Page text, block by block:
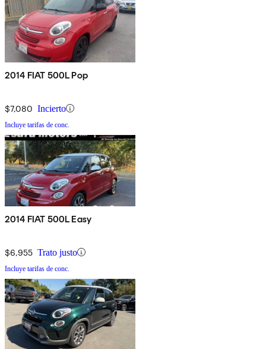
2014 FIAT 500L Pop
$7,080 Incierto
Incluye tarifas de conc.
2014 FIAT 500L Easy
$6,955 Trato justo
Incluye tarifas de conc.